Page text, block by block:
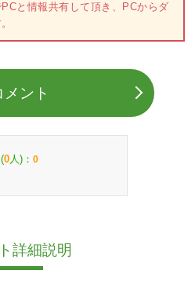
と情報共有して頂き、PCからダ
メント
0 人)： 0
詳細説明